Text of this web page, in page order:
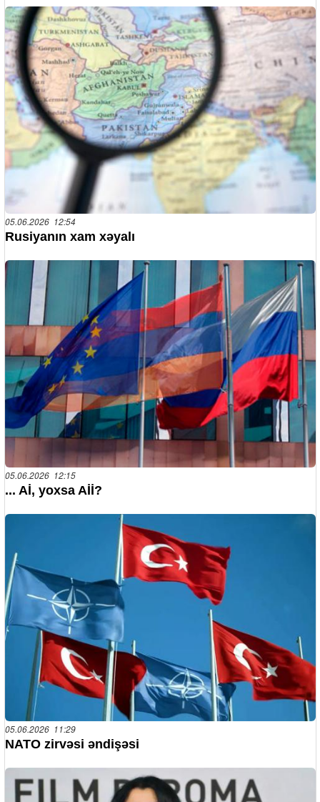
05.06.2026 12:54
Rusiyanın xam xəyalı
05.06.2026 12:15
... Aİ, yoxsa Aİİ?
05.06.2026 11:29
NATO zirvəsi əndişəsi